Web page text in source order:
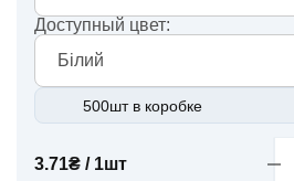
Доступный цвет:
Білий
500шт в коробке
3.71₴ / 1шт